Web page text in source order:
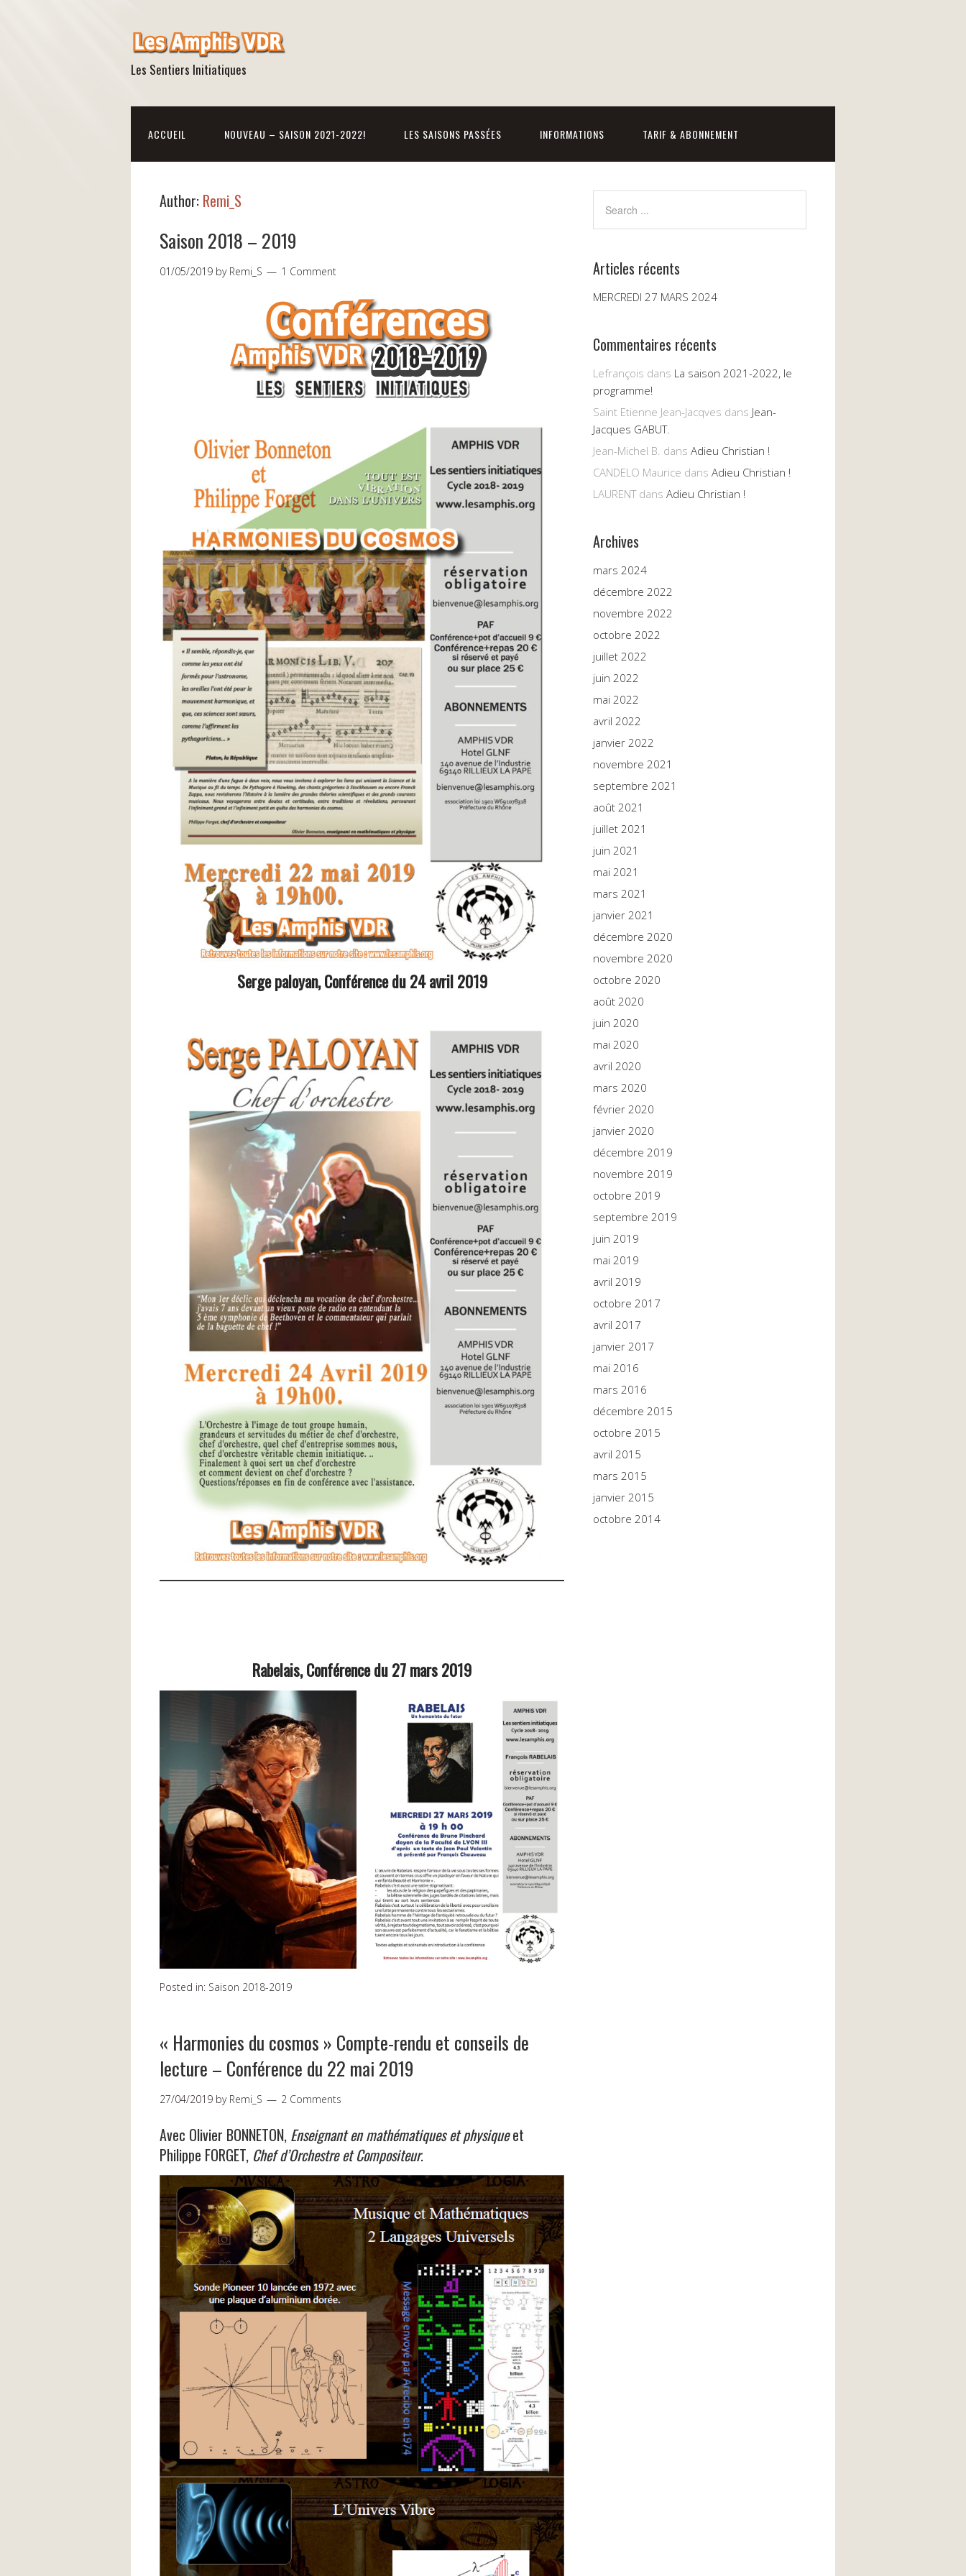
Les Sentiers Initiatiques
ACCUEIL NOUVEAU – SAISON 2021-2022! LES SAISONS PASSÉES INFORMATIONS TARIF & ABONNEMENT
Author: Remi_S
Saison 2018 – 2019
01/05/2019 by Remi_S 1 Comment
Serge paloyan, Conférence du 24 avril 2019
Rabelais, Conférence du 27 mars 2019
Posted in: Saison 2018-2019
« Harmonies du cosmos » Compte-rendu et conseils de
lecture – Conférence du 22 mai 2019
27/04/2019 by Remi_S 2 Comments
Avec Olivier BONNETON, Enseignant en mathématiques et physiqueet
Philippe FORGET, Chef d’Orchestre et Compositeur.
Articles récents
MERCREDI 27 MARS 2024
Commentaires récents
Lefrançois dans La saison 2021-2022, le
programme!
Saint Etienne Jean-Jacqves dans Jean-
Jacques GABUT.
Jean-Michel B. dans Adieu Christian !
CANDELO Maurice dans Adieu Christian !
LAURENTdans Adieu Christian !
Archives
mars 2024
décembre 2022
novembre 2022
octobre 2022
juillet 2022
juin 2022
mai 2022
avril 2022
janvier 2022
novembre 2021
septembre 2021
août 2021
juillet 2021
juin 2021
mai 2021
mars 2021
janvier 2021
décembre 2020
novembre 2020
octobre 2020
août 2020
juin 2020
mai 2020
avril 2020
mars 2020
février 2020
janvier 2020
décembre 2019
novembre 2019
octobre 2019
septembre 2019
juin 2019
mai 2019
avril 2019
octobre 2017
avril 2017
janvier 2017
mai 2016
mars 2016
décembre 2015
octobre 2015
avril 2015
mars 2015
janvier 2015
octobre 2014